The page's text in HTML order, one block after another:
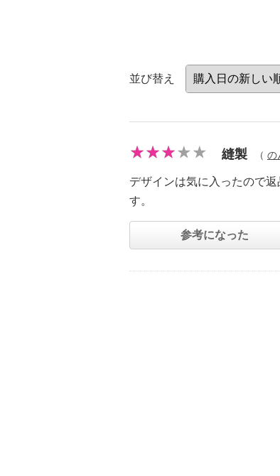
並び替え
縫製 （ の
デザインは気に入ったので
す。
参考になった